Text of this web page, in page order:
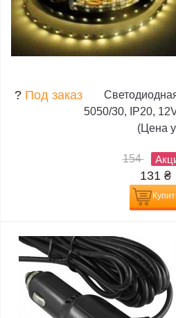
? Под заказ
5050/30, IP20,
(Цена
154
131 ₴